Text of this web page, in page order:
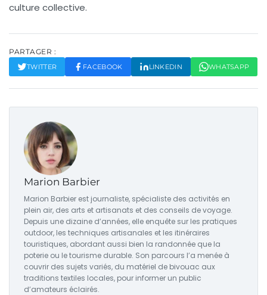
culture collective.
PARTAGER :
TWITTER FACEBOOK LINKEDIN WHATSAPP
Marion Barbier
Marion Barbier est journaliste, spécialiste des activités en
plein air, des arts et artisanats et des conseils de voyage.
Depuis une dizaine d’années, elle enquête sur les pratiques
outdoor, les techniques artisanales et les itinéraires
touristiques, abordant aussi bien la randonnée que la
poterie ou le tourisme durable. Son parcours l’a menée à
couvrir des sujets variés, du matériel de bivouac aux
traditions textiles locales, pour informer un public
d’amateurs éclairés.